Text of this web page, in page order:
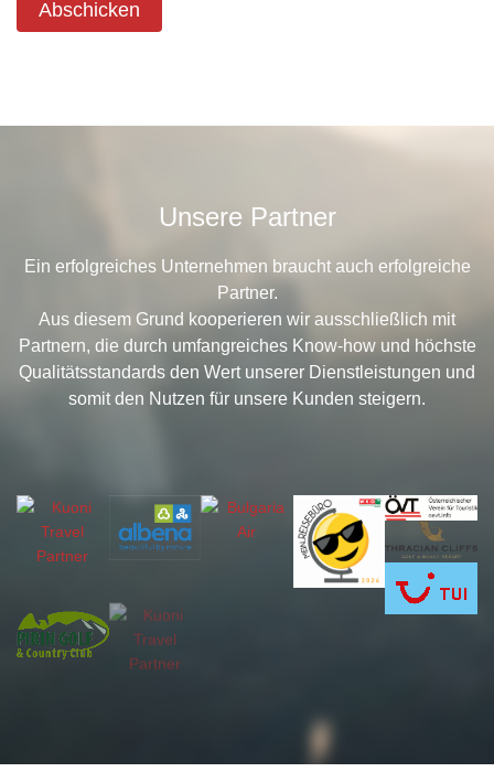
Abschicken
Unsere Partner
Ein erfolgreiches Unternehmen braucht auch erfolgreiche
Partner.
Aus diesem Grund kooperieren wir ausschließlich mit
Partnern, die durch umfangreiches Know-how und höchste
Qualitätsstandards den Wert unserer Dienstleistungen und
somit den Nutzen für unsere Kunden steigern.